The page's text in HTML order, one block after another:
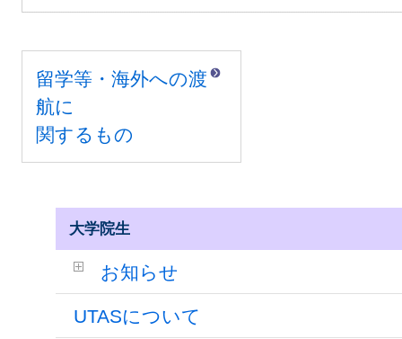
留学等・海外への渡
航に
関するもの
大学院生
お知らせ
UTASについて